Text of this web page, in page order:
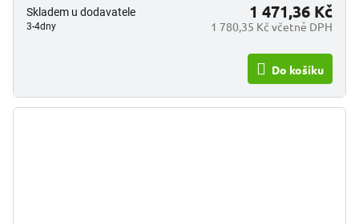
Skladem u dodavatele
3-4dny 1 780,35 Kč včetně DPH
1 471,36 Kč
Do košíku